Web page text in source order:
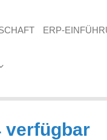
ERP-
verfügbar